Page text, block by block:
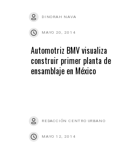
DINORAH NAVA
MAYO 20, 2014
Automotriz BMV visualiza
construir primer planta de
ensamblaje en México
REDACCIÓN CENTRO URBANO
MAYO 12, 2014